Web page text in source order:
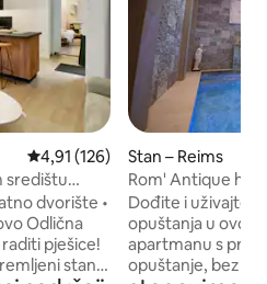
Prosječna ocjena: 4,91/5,
4,91 (126)
središtu
dvorište •
pješice!
stan.
Stan – Reims
Rom' Antique
toplom vodom
Dođite i uživajte
opuštanja u
apartmanu s
opuštanje, bez